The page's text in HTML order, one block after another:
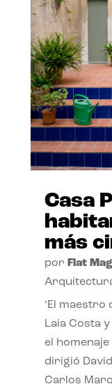
Casa
más
por Flat
‘El maestro
Laia Costa y
el
dirigió David
Carlos